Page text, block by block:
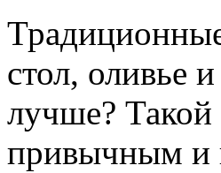
стол, оливье
лучше? Такой
привычным и